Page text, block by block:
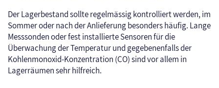
Der Lagerbestand sollte regelmässig kontrolliert werden, im
Sommer oder nach der Anlieferung besonders häufig. Lange
Messsonden oder fest installierte Sensoren für die
Überwachung der Temperatur und gegebenenfalls der
Kohlenmonoxid-Konzentration (CO) sind vor allem in
Lagerräumen sehr hilfreich.